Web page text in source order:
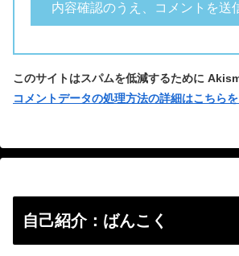
このサイトはスパムを低減するために
コメントデータの処理方法の詳細はこちら
自己紹介：ばんこく